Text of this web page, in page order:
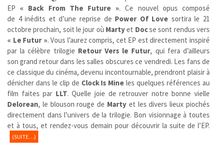
EP « Back From The Future ». Ce nouvel opus composé
de 4 inédits et d’une reprise de Power Of Love sortira le 21
octobre prochain, soit le jour où Martyet Docse sont rendus vers
« Le Futur ». Vous l’aurez compris, cet EP est directement inspiré
par la célèbre trilogie Retour Vers le Futur, qui fera d’ailleurs
son grand retour dans les salles obscures ce vendredi. Les fans de
ce classique du cinéma, devenu incontournable, prendront plaisir à
dénicher dans le clip de Clock Is Mineles quelques références au
film faites par LLT. Quelle joie de retrouver notre bonne vielle
Delorean, le blouson rouge de Marty et les divers lieux piochés
directement dans l’univers de la trilogie. Bon visionnage à toutes
et à tous, et rendez-vous demain pour découvrir la suite de l’EP.
(SUITE…)